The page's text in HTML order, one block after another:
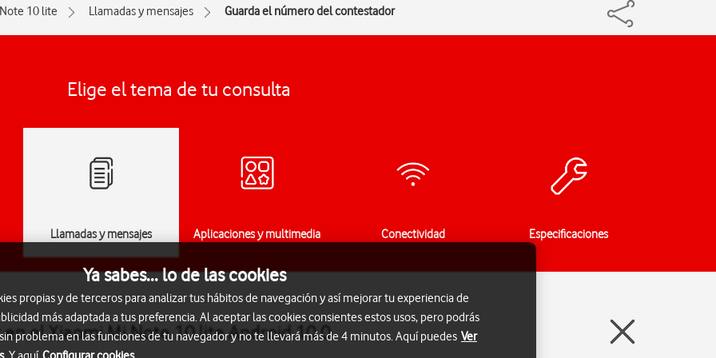
10 lite Llamadas y mensajes Guarda el número del contestador
Elige el tema de tu consulta
Llamadas y mensajes Aplicaciones y multimedia Conectividad Especificaciones
el Xiaomi Mi Note 10 lite Android 10.0
Ya sabes... lo de las cookies
propias y de terceros para analizar tus hábitos de navegación y así mejorar tu experiencia de
más adaptada a tus preferencia. Al aceptar las cookies consientes estos usos, pero podrás
problema en las funciones de tu navegador y no te llevará más de 4 minutos. Aquí puedes Ver